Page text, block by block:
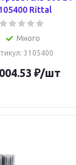
Rittal
Много
: 3105400
₽/шт